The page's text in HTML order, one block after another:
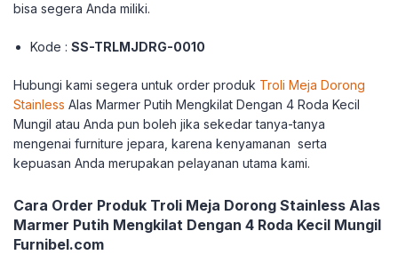
bisa segera Anda miliki.
Kode :SS-TRLMJDRG-0010
Hubungi kami segera untuk order produk Troli Meja Dorong
Stainless Alas Marmer Putih Mengkilat Dengan 4 Roda Kecil
Mungil atau Anda pun boleh jika sekedar tanya-tanya
mengenai furniture jepara, karena kenyamanan serta
kepuasan Anda merupakan pelayanan utama kami.
Cara Order Produk Troli Meja Dorong Stainless Alas
Marmer Putih Mengkilat Dengan 4 Roda Kecil Mungil
Furnibel.com